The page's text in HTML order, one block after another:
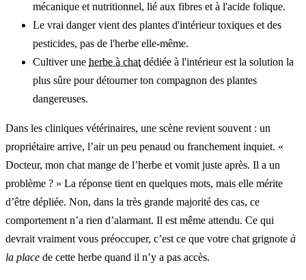
mécanique et nutritionnel, lié aux fibres et à l'acide folique.
Le vrai danger vient des plantes d'intérieur toxiques et des
pesticides, pas de l'herbe elle-même.
Cultiver une herbe à chatdédiée à l'intérieur est la solution la
plus sûre pour détourner ton compagnon des plantes
dangereuses.
Dans les cliniques vétérinaires, une scène revient souvent : un
propriétaire arrive, l’air un peu penaud ou franchement inquiet. «
Docteur, mon chat mange de l’herbe et vomit juste après. Il a un
problème ? » La réponse tient en quelques mots, mais elle mérite
d’être dépliée. Non, dans la très grande majorité des cas, ce
comportement n’a rien d’alarmant. Il est même attendu. Ce qui
devrait vraiment vous préoccuper, c’est ce que votre chat grignote à
la place de cette herbe quand il n’y a pas accès.